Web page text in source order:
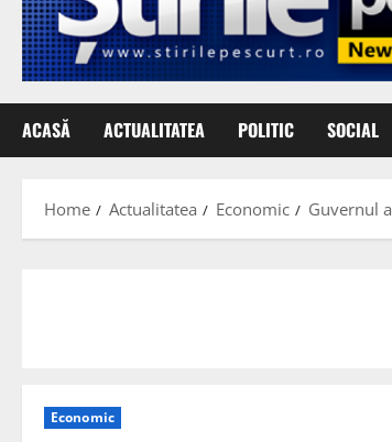
ACASĂ ACTUALITATEA POLITIC SOCIAL
Home Actualitatea Economic Guvernul
Economic